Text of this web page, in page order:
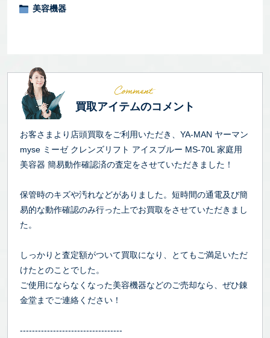
美容機器
買取アイテムのコメント
お客さまより店頭買取をご利用いただき、YA-MAN ヤーマン
myse ミーゼ クレンズリフト アイスブルー MS-70L 家庭用
美容器 簡易動作確認済の査定をさせていただきました！
保管時のキズや汚れなどがありました。短時間の通電及び簡
易的な動作確認のみ行った上でお買取をさせていただきまし
た。
しっかりと査定額がついて買取になり、とてもご満足いただ
けたとのことでした。
ご使用にならなくなった美容機器などのご売却なら、ぜひ錬
金堂までご連絡ください！
----------------------------------